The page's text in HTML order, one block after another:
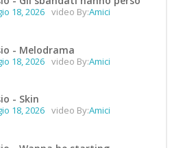
18, 2026 video By:Amici
- Melodrama
18, 2026 video By:Amici
- Skin
18, 2026 video By:Amici